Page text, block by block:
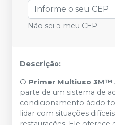
Não sei o meu CEP
Descrição:
O Primer Multiuso
parte de um sistema de
condicionamento ácido
lidar com situações